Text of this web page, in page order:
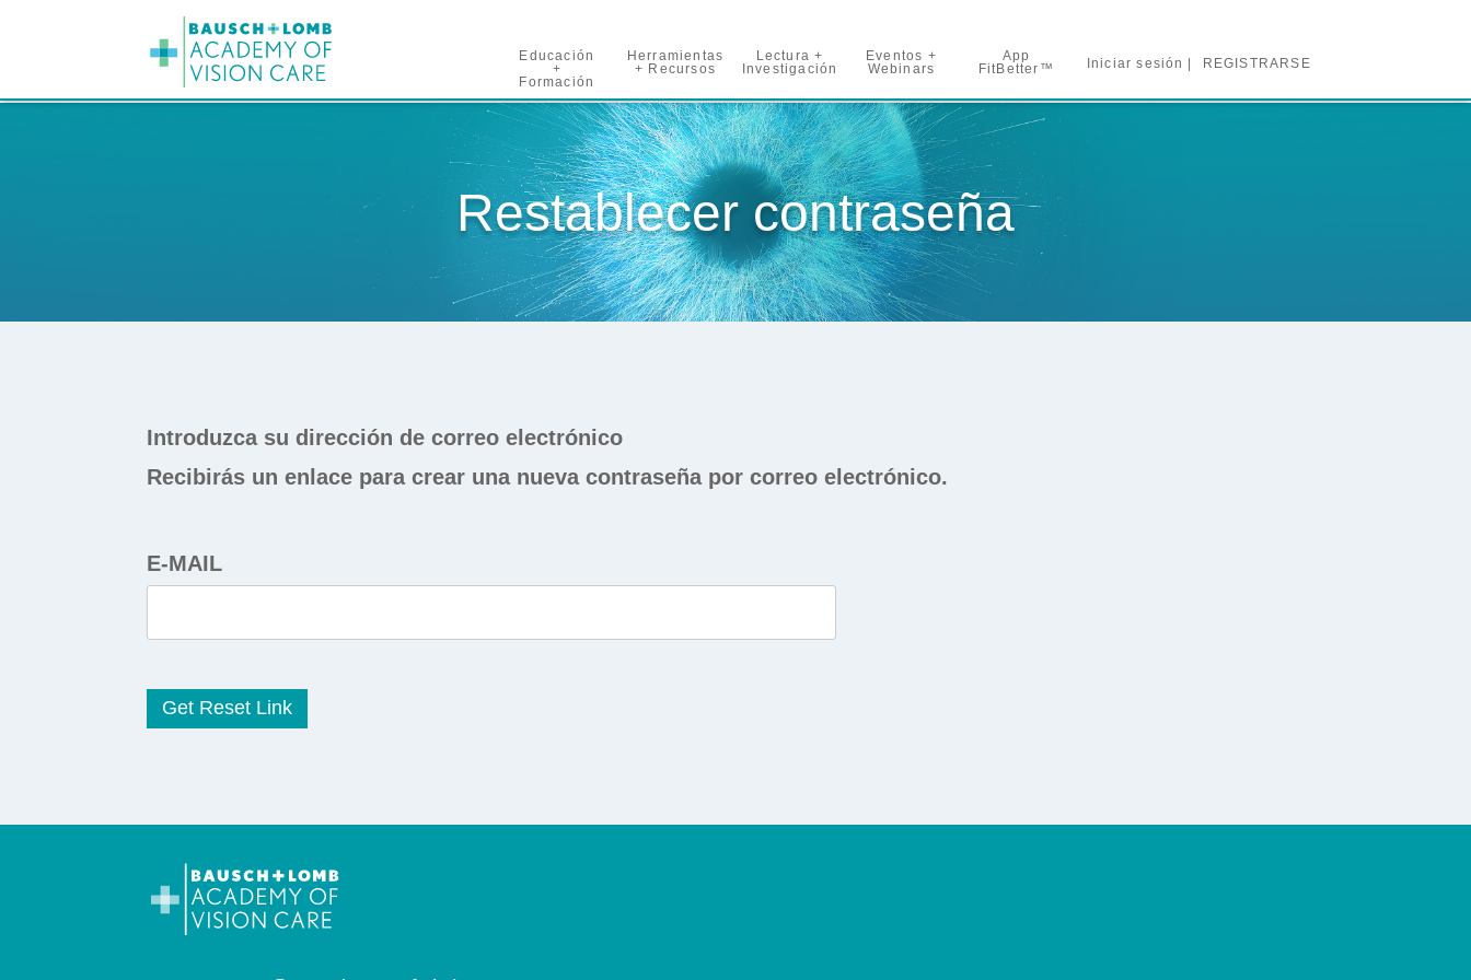
Educación
+
Formación
Herramientas
+ Recursos
Lectura +
Investigación
Eventos +
Webinars
App
FitBetter™
Iniciar sesión REGISTRARSE
Restablecer contraseña
Introduzca su dirección de correo electrónico
Recibirás un enlace para crear una nueva contraseña por correo electrónico.
E-MAIL